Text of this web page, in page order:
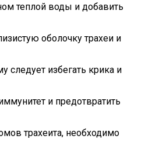
теплой воды и добавить
оболочку трахеи и
следует избегать крика и
и предотвратить
трахеита, необходимо